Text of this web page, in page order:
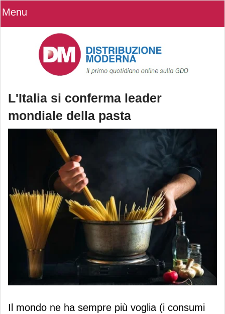
Menu
L'Italia si conferma leader
mondiale della pasta
L'Italia si conferma leader mondiale
Il mondo ne ha sempre più voglia (i consumi